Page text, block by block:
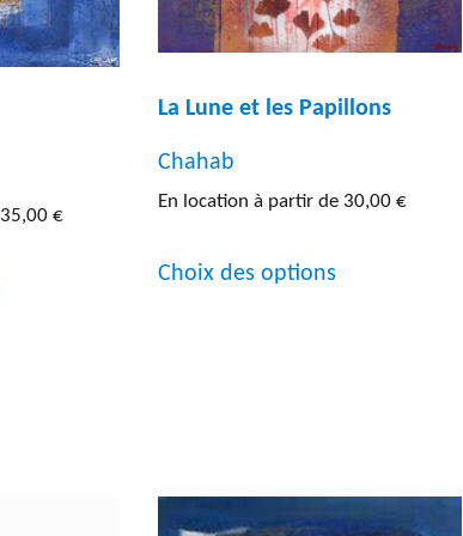
page
du
produit
35,00€
La Lune et les Papillons
Chahab
En location à partir de 30,00 €
Choix des options
options